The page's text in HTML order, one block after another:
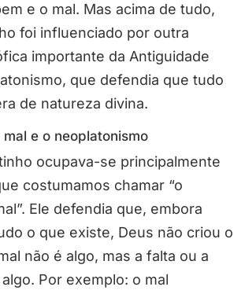
e o mal. Mas acima de tudo,
foi influenciado por outra
importante da Antiguidade
que defendia que tudo
de natureza divina.
e o neoplatonismo
ocupava-se principalmente
costumamos chamar “o
Ele defendia que, embora
o que existe, Deus não criou o
não é algo, mas a falta ou a
Por exemplo: o mal